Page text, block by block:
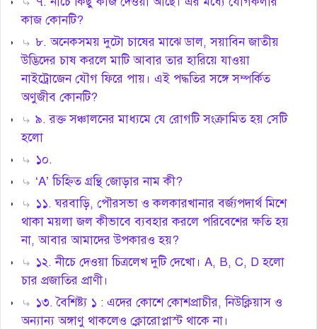
কাজ কোনটি?
৮. অনেকসময় দুটো চাষের মাঝে ডাল, সয়াবিন জাতীয়
উদ্ভিদের চাষ করলে মাটি আবার তার হারিয়ে যাওয়া
নাইট্রোজেন যৌগ ফিরে পায়। এই পদ্ধতির সঙ্গে সম্পর্কিত
অণুজীব কোনটি?
৯. রক্ত সঞ্চালনের মাধ্যমে যে রোগটি সংক্রামিত হয় সেটি
হলো
১০.
‘A’ চিহ্নিত গ্রন্থি জোড়ার নাম কী?
১১. ঘরবাড়ি, পৌরসভা ও কলকারখানার বর্জ্যপদার্থ মিশে
থাকা ময়লা জল কীভাবে ব্যবহার করলে পরিবেশের ক্ষতি হয়
না, আবার আমাদের উপকারও হয়?
১২. নীচে দেওয়া চিত্রলেখ দুটি দেখো। A, B, C, D হলো
চার প্রজাতির প্রাণী।
১৩. বৈশিষ্ট্য ১ : এদের কোশে কোশপ্রাচীর, নিউক্লিয়াস ও
অন্যান্য অঙ্গাণু থাকলেও ক্লোরোপ্লাস্ট থাকে না।